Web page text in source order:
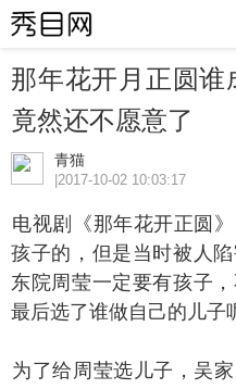
那年花开月正圆
竟然还不愿意了
青猫
|2017-10-02 10:03:17
剧《那年花开正圆》
孩子的，但是当时被人
东院周莹一定要有孩子
最后选了谁做自己的儿子
给周莹选儿子，吴家